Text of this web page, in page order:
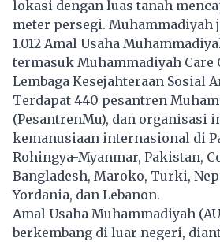
lokasi dengan luas tanah
meter persegi. Muhammadiyah
1.012 Amal Usaha
termasuk Muhammadiyah Care
Lembaga Kesejahteraan Sosial
Terdapat 440 pesantren
(PesantrenMu), dan organisasi
kemanusiaan internasional di
Rohingya-Myanmar, Pakistan,
Bangladesh, Maroko, Turki,
Yordania, dan Lebanon.
Amal Usaha Muhammadiyah
berkembang di luar negeri,